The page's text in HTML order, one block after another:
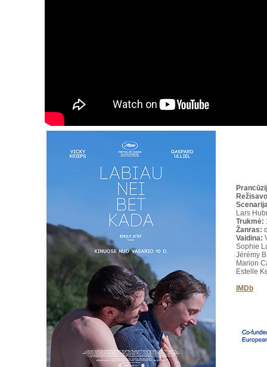
Režisavo
Lars
Trukmė:
Žanras:
Vaidina:
Sophie
Jérémy
Marion
Estelle
IMDb